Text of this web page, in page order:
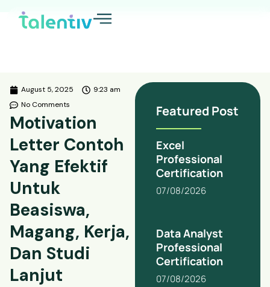
August 5, 2025
9:23 am
No Comments
Motivation
Letter Contoh
Yang Efektif
Untuk
Beasiswa,
Magang, Kerja,
Dan Studi
Lanjut
Featured Post
Excel
Professional
Certification
07/08/2026
Data Analyst
Professional
Certification
07/08/2026